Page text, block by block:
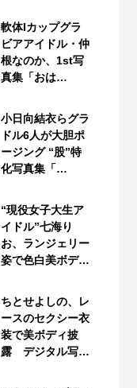
軟体Iカップグラ
ビアアイドル・仲
根なのか、1st写
真集「おは…
小日向結衣らグラ
ドル6人が大胆ポ
ージング “股”特
化写真集「…
“現役女子大生ア
イドル”七海り
お、ランジェリー
姿で色白美ボデ…
ちとせよしの、レ
ースのセクシー衣
装で美ボディ披
露 デジタル写…